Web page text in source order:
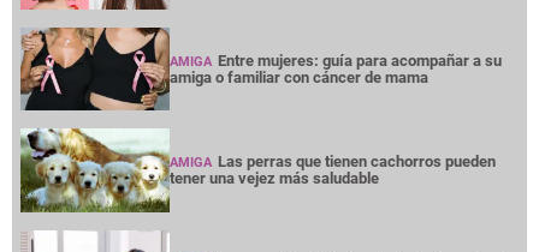
AMIGA Entre mujeres: guía para acompañar a su
amiga o familiar con cáncer de mama
AMIGA Las perras que tienen cachorros pueden
tener una vejez más saludable